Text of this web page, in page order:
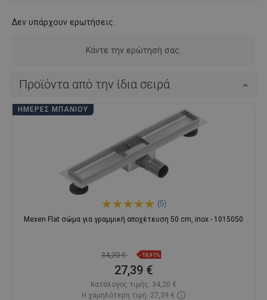
Δεν υπάρχουν ερωτήσεις.
Κάντε την ερώτησή σας.
Προϊόντα από την ίδια σειρά
ΗΜΈΡΕΣ ΜΠΆΝΙΟΥ
(5)
Mexen Flat σώμα για γραμμική αποχέτευση 50 cm, inox - 1015050
34,20 € -19,91%
27,39 €
Κατάλογος τιμής: 34,20 €
Η χαμηλότερη τιμή: 27,39 €